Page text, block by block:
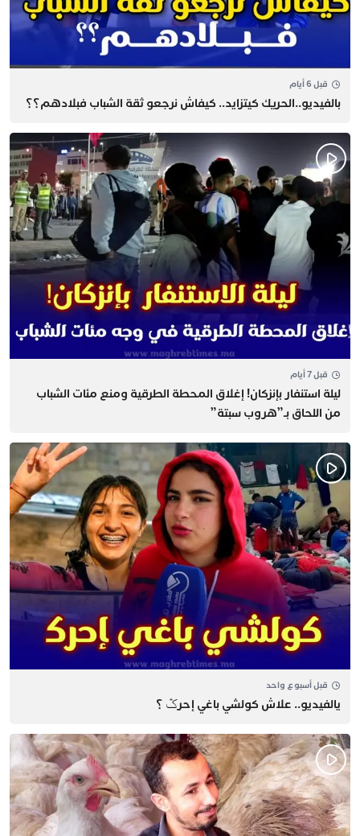
قبل 6 أيام
بالفيديو..الحريك كيتزايد.. كيفاش نرجعو ثقة الشباب فبلادهم؟؟
قبل 7 أيام
​ليلة استنفار بإنزكان! إغلاق المحطة الطرقية ومنع مئات الشباب
من اللحاق بـ”هروب سبتة”
قبل أسبوع واحد
يالفيديو.. علاش كولشي باغي إحرݣ ؟